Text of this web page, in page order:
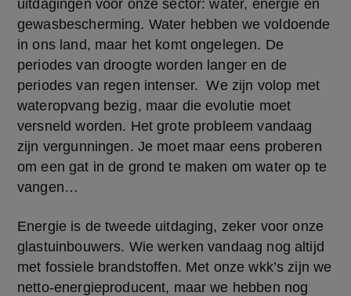
uitdagingen voor onze sector: water, energie en
gewasbescherming. Water hebben we voldoende
in ons land, maar het komt ongelegen. De
periodes van droogte worden langer en de
periodes van regen intenser.  We zijn volop met
wateropvang bezig, maar die evolutie moet
versneld worden. Het grote probleem vandaag
zijn vergunningen. Je moet maar eens proberen
om een gat in de grond te maken om water op te
vangen…
Energie is de tweede uitdaging, zeker voor onze
glastuinbouwers. Wie werken vandaag nog altijd
met fossiele brandstoffen. Met onze wkk’s zijn we
netto-energieproducent, maar we hebben nog